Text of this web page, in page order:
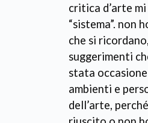
critica d’arte
“sistema”. non
che si
suggerimenti
stata
ambienti e
dell’arte,